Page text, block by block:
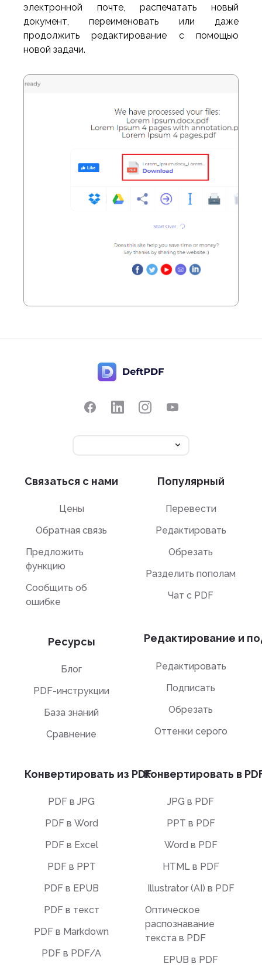
электронной почте, распечатать новый
документ, переименовать или даже
продолжить редактирование с помощью
новой задачи.
Связаться с нами
Цены
Обратная связь
Предложить
функцию
Сообщить об
ошибке
Ресурсы
Блог
PDF-инструкции
База знаний
Сравнение
Популярный
Перевести
Редактировать
Обрезать
Разделить пополам
Чат с PDF
Редактирование и
Редактировать
Подписать
Обрезать
Оттенки серого
Конвертировать из PDF
PDF в JPG
PDF в Word
PDF в Excel
PDF в PPT
PDF в EPUB
PDF в текст
PDF в Markdown
PDF в PDF/A
Конвертировать в
JPG в PDF
PPT в PDF
Word в PDF
HTML в PDF
Illustrator (AI) в PDF
Оптическое
распознавание
текста в PDF
EPUB в PDF